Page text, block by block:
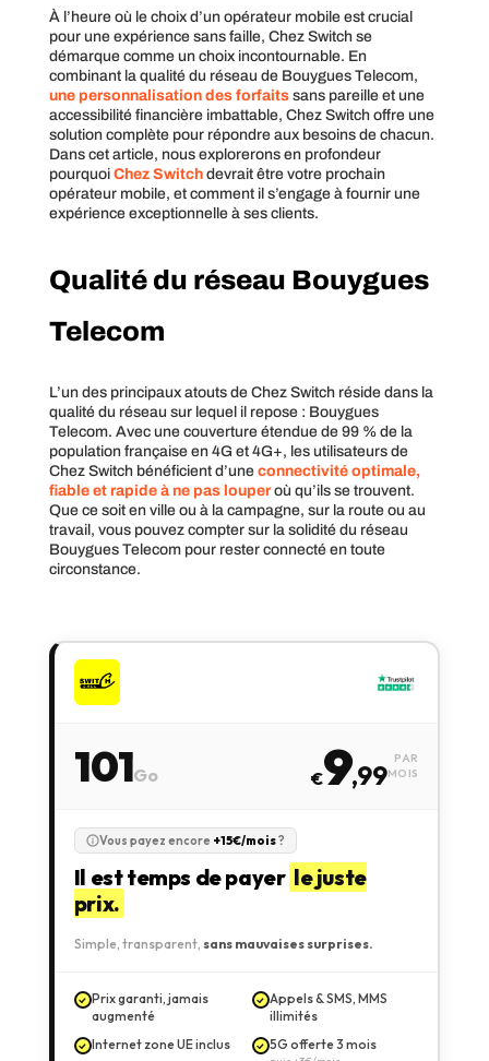
À l’heure où le choix d’un opérateur mobile est crucial
pour une expérience sans faille, Chez Switch se
démarque comme un choix incontournable. En
combinant la qualité du réseau de Bouygues Telecom,
une personnalisation des forfaitssans pareille et une
accessibilité financière imbattable, Chez Switch offre une
solution complète pour répondre aux besoins de chacun.
Dans cet article, nous explorerons en profondeur
pourquoi Chez Switchdevrait être votre prochain
opérateur mobile, et comment il s’engage à fournir une
expérience exceptionnelle à ses clients.
Qualité du réseau Bouygues
Telecom
L’un des principaux atouts de Chez Switch réside dans la
qualité du réseau sur lequel il repose : Bouygues
Telecom. Avec une couverture étendue de 99 % de la
population française en 4G et 4G+, les utilisateurs de
Chez Switch bénéficient d’une connectivité optimale,
fiable et rapide à ne pas louperoù qu’ils se trouvent.
Que ce soit en ville ou à la campagne, sur la route ou au
travail, vous pouvez compter sur la solidité du réseau
Bouygues Telecom pour rester connecté en toute
circonstance.
101Go €9,99
PAR
MOIS
Vous payez encore +15€/mois?
Il est temps de payer le juste
prix.
Simple, transparent, sans mauvaises surprises.
Prix garanti, jamais
augmenté
Appels & SMS, MMS
illimités
Internet zone UE inclus
5G offerte 3 mois